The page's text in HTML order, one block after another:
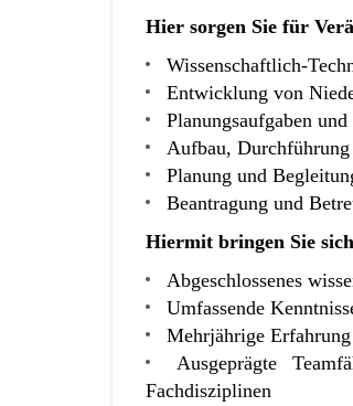
Hier sorgen Sie für
Wissenschaftlich-
Entwicklung von
Planungsaufgaben
Aufbau,
Planung und
Beantragung und
Hiermit bringen Sie
Abgeschlossenes
Umfassende
Mehrjährige
Ausgeprägte
Fachdisziplinen